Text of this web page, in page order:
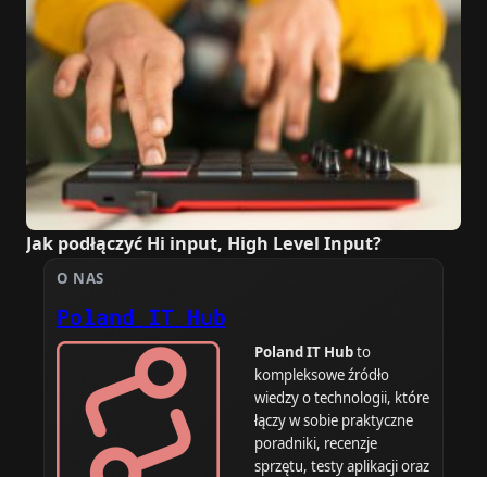
Jak podłączyć Hi input, High Level Input?
O NAS
Poland IT Hub
Poland IT Hubto
kompleksowe źródło
wiedzy o technologii, które
łączy w sobie praktyczne
poradniki, recenzje
sprzętu, testy aplikacji oraz